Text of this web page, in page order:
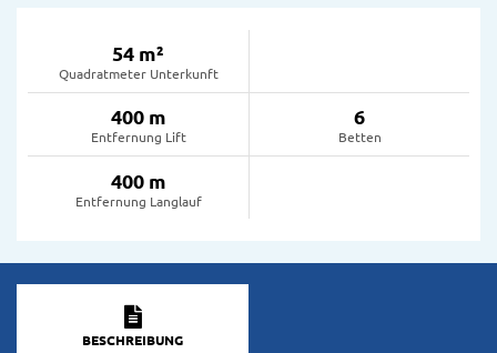
54 m²
Quadratmeter Unterkunft
400 m
Entfernung Lift
6
Betten
400 m
Entfernung Langlauf
BESCHREIBUNG